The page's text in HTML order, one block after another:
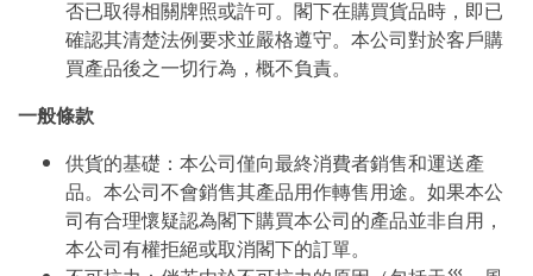
否已取得相關牌照或許可。閣下在購買貨品時，即已
確認其清楚法例要求並嚴格遵守。本公司對於客戶購
買產品後之一切行為，概不負責。
一般條款
供貨的基礎：本公司僅向最終消費者銷售和運送產
品。本公司不會銷售其產品用作轉售用途。如果本公
司有合理懷疑認為閣下購買本公司的產品並非自用，
本公司有權拒絕或取消閣下的訂單。